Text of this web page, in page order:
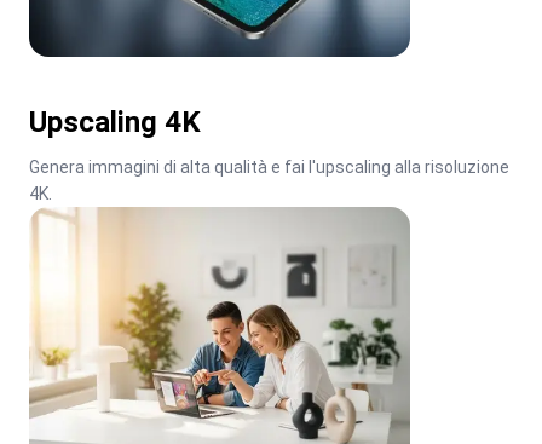
Upscaling 4K
Genera immagini di alta qualità e fai l'upscaling alla risoluzione
4K.